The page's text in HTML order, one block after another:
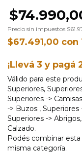
Precio sin impuestos
$67.491,00 con
¡Llevá 3 y pagá
Válido para este
Superiores,
Superiores ->
-> Buzos , Superiores
Superiores ->
Calzado.
Podés combinar
misma categoría.